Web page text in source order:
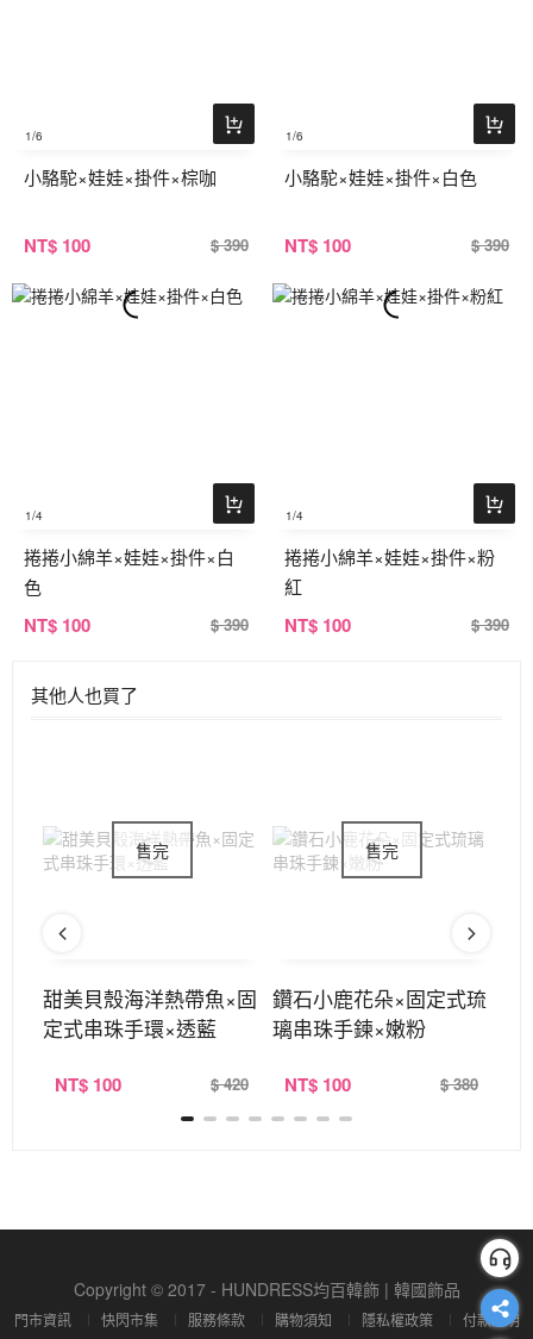
1/6
小駱駝×娃娃×掛件×棕咖
NT$ 100 $ 390
1/6
小駱駝×娃娃×掛件×白色
NT$ 100 $ 390
1/4
捲捲小綿羊×娃娃×掛件×白
色
NT$ 100 $ 390
1/4
捲捲小綿羊×娃娃×掛件×粉
紅
NT$ 100 $ 390
其他人也買了
甜美貝殼海洋熱帶魚×固
定式串珠手環×透藍
NT$ 100 $ 420
鑽石小鹿花朵×固定式琉
璃串珠手鍊×嫩粉
NT$ 100 $ 380
Copyright © 2017 - HUNDRESS均百韓飾 | 韓國飾品
門市資訊 快閃市集 服務條款 購物須知 隱私權政策 付款說明